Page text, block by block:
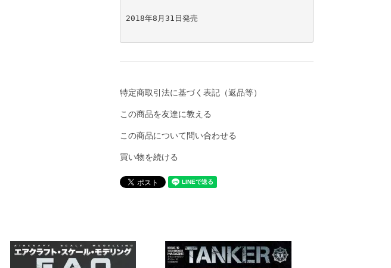
2018年8月31日発売
特定商取引法に基づく表記（返品等）
この商品を友達に教える
この商品について問い合わせる
買い物を続ける